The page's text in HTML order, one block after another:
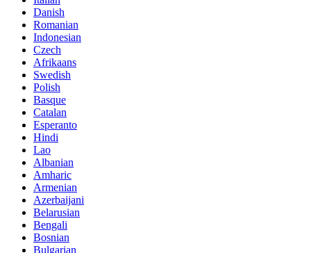
Danish
Romanian
Indonesian
Czech
Afrikaans
Swedish
Polish
Basque
Catalan
Esperanto
Hindi
Lao
Albanian
Amharic
Armenian
Azerbaijani
Belarusian
Bengali
Bosnian
Bulgarian